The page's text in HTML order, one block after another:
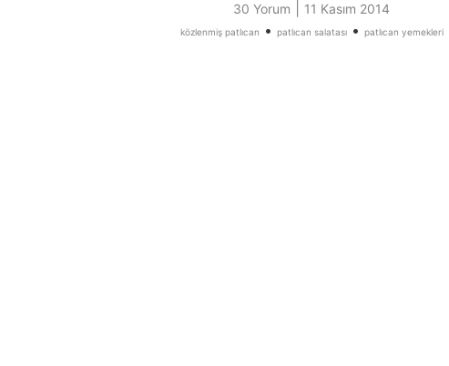
30 Yorum 11 Kasım 2014
közlenmiş patlıcan • patlıcan salatası• patlıcan yemekleri